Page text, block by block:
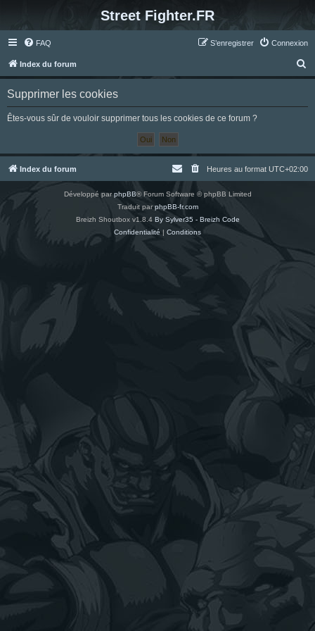
Street Fighter.FR
FAQ Connexion
S’enregistrer
Index du forum
e
h
Supprimer les cookies
Êtes-vous sûr de vouloir supprimer tous les cookies de ce forum ?
Index du forum Heures au format UTC+02:00
Développé parphpBB® Forum Software © phpBB Limited
Traduit parphpBB-fr.com
Breizh Shoutbox v1.8.4 By Sylver35 - Breizh Code
Confidentialité | Conditions